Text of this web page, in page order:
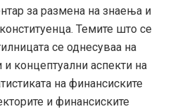
за размена на знаења и
Темите што се
се однесуваа на
и концептуални аспекти на
на финансиските
и финансиските